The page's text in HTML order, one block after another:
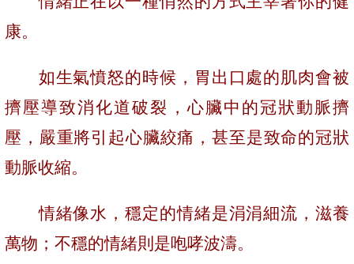
康。
如生氣憤怒的時候，胃出口處的肌肉會被
擠壓導致消化道破裂，心臟中的冠狀動脈擠
壓，嚴重將引起心臟絞痛，甚至是致命的冠狀
動脈收縮。
情緒像水，穩定的情緒是涓涓細流，滋養
萬物；不穩的情緒則是咆哮波濤。